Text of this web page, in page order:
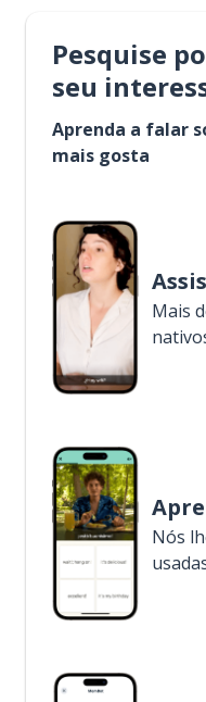
Pesquise
seu
Aprenda a falar
mais gosta
Mais
Nós